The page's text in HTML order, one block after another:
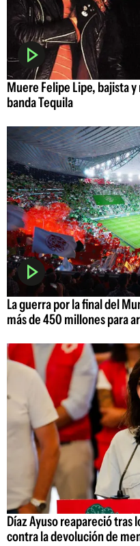
Muere Felipe Lipe, bajista
banda Tequila
La guerra por la final del
más de 450 millones para
Díaz Ayuso reapareció tras
contra la devolución de